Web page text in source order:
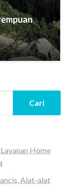
Cari
Home
Alat-alat